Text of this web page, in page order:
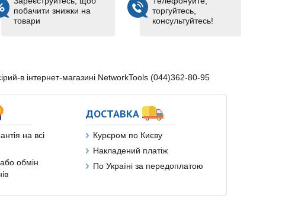
побачити знижки на
товари
торгуйтесь,
консультуйтесь!
в інтернет-магазині NetworkTools (044)362-80-95
на всі
обмін
ДОСТАВКА
Курєром по Києву
Накладений платіж
По Україні за передоплатою